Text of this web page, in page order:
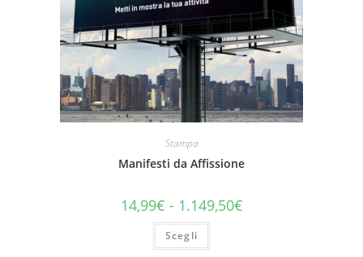
Stampa
Manifesti da Affissione
14,99€ - 1.149,50€
Scegli